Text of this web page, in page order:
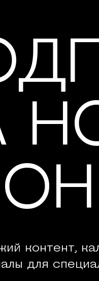
контент,
для